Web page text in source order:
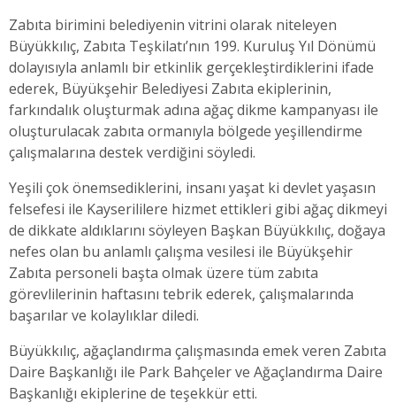
Zabıta birimini belediyenin vitrini olarak niteleyen
Büyükkılıç, Zabıta Teşkilatı’nın 199. Kuruluş Yıl Dönümü
dolayısıyla anlamlı bir etkinlik gerçekleştirdiklerini ifade
ederek, Büyükşehir Belediyesi Zabıta ekiplerinin,
farkındalık oluşturmak adına ağaç dikme kampanyası ile
oluşturulacak zabıta ormanıyla bölgede yeşillendirme
çalışmalarına destek verdiğini söyledi.
Yeşili çok önemsediklerini, insanı yaşat ki devlet yaşasın
felsefesi ile Kayserililere hizmet ettikleri gibi ağaç dikmeyi
de dikkate aldıklarını söyleyen Başkan Büyükkılıç, doğaya
nefes olan bu anlamlı çalışma vesilesi ile Büyükşehir
Zabıta personeli başta olmak üzere tüm zabıta
görevlilerinin haftasını tebrik ederek, çalışmalarında
başarılar ve kolaylıklar diledi.
Büyükkılıç, ağaçlandırma çalışmasında emek veren Zabıta
Daire Başkanlığı ile Park Bahçeler ve Ağaçlandırma Daire
Başkanlığı ekiplerine de teşekkür etti.